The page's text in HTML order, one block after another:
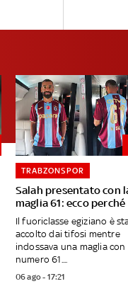
Salah presentato con
maglia 61: ecco perché
TRABZONSPOR
Il fuoriclasse egiziano è
accolto dai tifosi mentre
indossava una maglia con
numero 61....
06 ago - 17:21